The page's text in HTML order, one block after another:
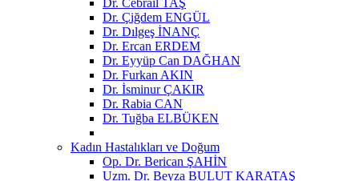
Dr. Çiğdem ENGÜL
Dr. Dılgeş İNANÇ
Dr. Ercan ERDEM
Dr. Eyyüp Can DAĞHAN
Dr. Furkan AKIN
Dr. İsminur ÇAKIR
Dr. Rabia CAN
Dr. Tuğba ELBÜKEN
Kadın Hastalıkları ve Doğum
Op. Dr. Berican ŞAHİN
Uzm. Dr. Beyza BULUT KARATAŞ